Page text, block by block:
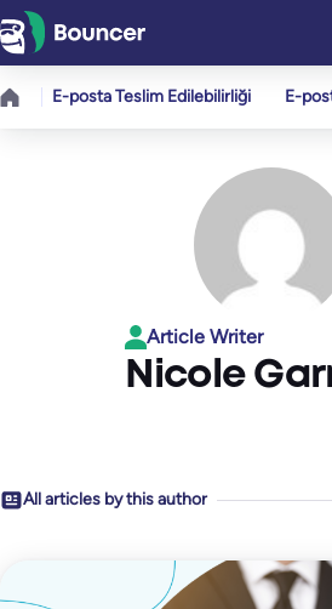
İçeriğe
geç
E-posta Teslim Edilebilirliği E-
Article Writer
Nicole
All articles by this author